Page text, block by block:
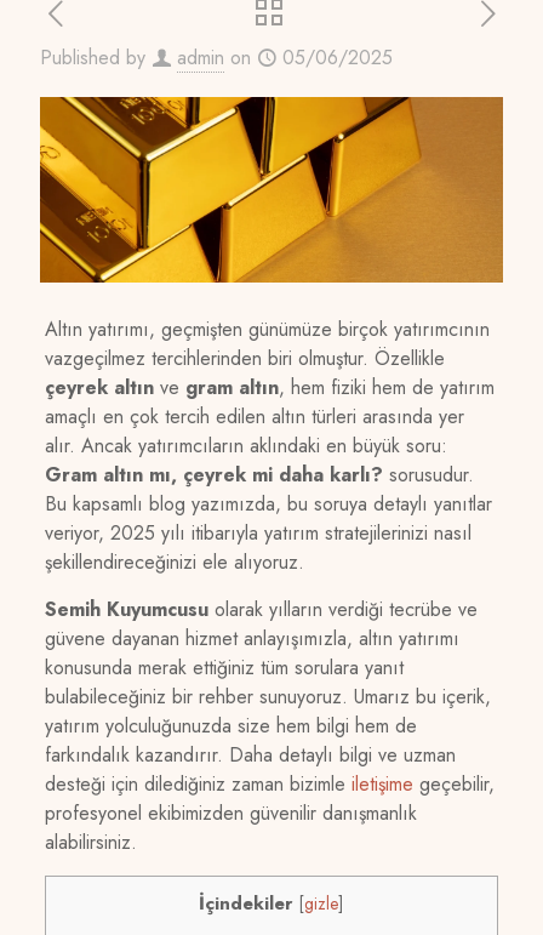
Published by admin on 05/06/2025
Altın yatırımı, geçmişten günümüze birçok yatırımcının
vazgeçilmez tercihlerinden biri olmuştur. Özellikle
çeyrek altınve gram altın, hem fiziki hem de yatırım
amaçlı en çok tercih edilen altın türleri arasında yer
alır. Ancak yatırımcıların aklındaki en büyük soru:
Gram altın mı, çeyrek mi daha karlı? sorusudur.
Bu kapsamlı blog yazımızda, bu soruya detaylı yanıtlar
veriyor, 2025 yılı itibarıyla yatırım stratejilerinizi nasıl
şekillendireceğinizi ele alıyoruz.
Semih Kuyumcusuolarak yılların verdiği tecrübe ve
güvene dayanan hizmet anlayışımızla, altın yatırımı
konusunda merak ettiğiniz tüm sorulara yanıt
bulabileceğiniz bir rehber sunuyoruz. Umarız bu içerik,
yatırım yolculuğunuzda size hem bilgi hem de
farkındalık kazandırır. Daha detaylı bilgi ve uzman
desteği için dilediğiniz zaman bizimle iletişime geçebilir,
profesyonel ekibimizden güvenilir danışmanlık
alabilirsiniz.
İçindekiler [gizle]